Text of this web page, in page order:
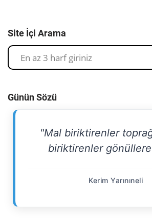
Site İçi Arama
Günün Sözü
"Mal biriktirenler
biriktirenler gönüllere
Kerim Yarınıneli